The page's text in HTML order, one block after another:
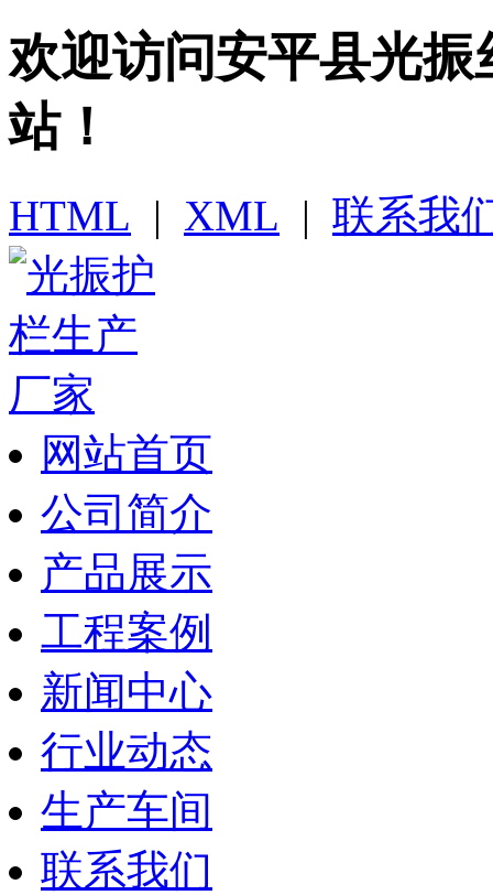
欢迎访问​安平县光
站！
HTML | XML | 联系我
网站首页
公司简介
产品展示
工程案例
新闻中心
行业动态
生产车间
联系我们